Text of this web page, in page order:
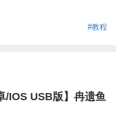
#教程
/IOS USB版】冉遗鱼